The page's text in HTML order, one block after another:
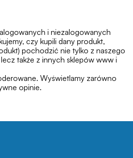
i niezalogowanych
czy kupili dany produkt,
pochodzić nie tylko z naszego
także z innych sklepów www i
Wyświetlamy zarówno
opinie.